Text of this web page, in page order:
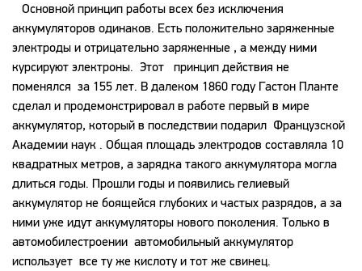
Основной принцип работы всех без исключения
аккумуляторов одинаков. Есть положительно заряженные
электроды и отрицательно заряженные , а между ними
курсируют электроны. Этот принцип действия не
поменялся за 155 лет. В далеком 1860 году Гастон Планте
сделал и продемонстрировал в работе первый в мире
аккумулятор, который в последствии подарил Французской
Академии наук . Общая площадь электродов составляла 10
квадратных метров, а зарядка такого аккумулятора могла
длиться годы. Прошли годы и появились гелиевый
аккумулятор не боящейся глубоких и частых разрядов, а за
ними уже идут аккумуляторы нового поколения. Только в
автомобилестроении автомобильный аккумулятор
использует все ту же кислоту и тот же свинец.